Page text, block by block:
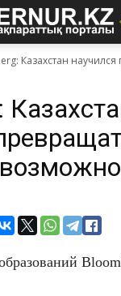
Казахстан